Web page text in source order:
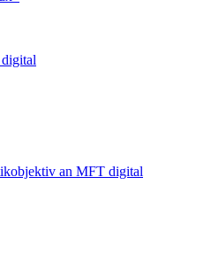
an MFT digital